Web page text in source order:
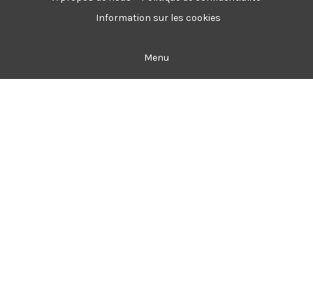
Information sur les cookies
Menu